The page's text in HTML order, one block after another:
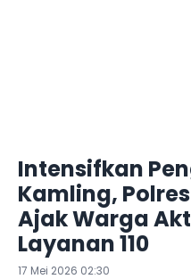
Intensifkan
Kamling,
Ajak Warga
Layanan 110
17 Mei 2026 02:30